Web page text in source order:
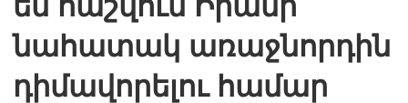
նահատակ առաջնորդին
դիմավորելու համար